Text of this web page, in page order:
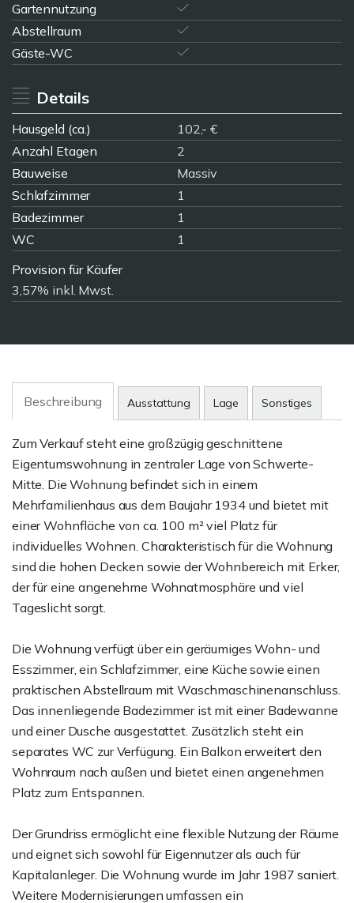
Gartennutzung
Abstellraum
Gäste-WC
Details
Hausgeld (ca.)
102,- €
Anzahl Etagen
2
Bauweise
Massiv
Schlafzimmer
1
Badezimmer
1
WC
1
Provision für Käufer
3,57% inkl. Mwst.
Beschreibung Ausstattung Lage Sonstiges
Zum Verkauf steht eine großzügig geschnittene
Eigentumswohnung in zentraler Lage von Schwerte-
Mitte. Die Wohnung befindet sich in einem
Mehrfamilienhaus aus dem Baujahr 1934 und bietet mit
einer Wohnfläche von ca. 100 m² viel Platz für
individuelles Wohnen. Charakteristisch für die Wohnung
sind die hohen Decken sowie der Wohnbereich mit Erker,
der für eine angenehme Wohnatmosphäre und viel
Tageslicht sorgt.
Die Wohnung verfügt über ein geräumiges Wohn- und
Esszimmer, ein Schlafzimmer, eine Küche sowie einen
praktischen Abstellraum mit Waschmaschinenanschluss.
Das innenliegende Badezimmer ist mit einer Badewanne
und einer Dusche ausgestattet. Zusätzlich steht ein
separates WC zur Verfügung. Ein Balkon erweitert den
Wohnraum nach außen und bietet einen angenehmen
Platz zum Entspannen.
Der Grundriss ermöglicht eine flexible Nutzung der Räume
und eignet sich sowohl für Eigennutzer als auch für
Kapitalanleger. Die Wohnung wurde im Jahr 1987 saniert.
Weitere Modernisierungen umfassen ein